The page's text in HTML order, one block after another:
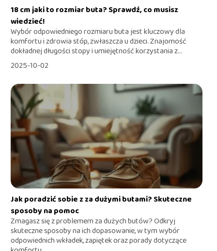
18 cm jaki to rozmiar buta? Sprawdź, co musisz
wiedzieć!
Wybór odpowiedniego rozmiaru buta jest kluczowy dla
komfortu i zdrowia stóp, zwłaszcza u dzieci. Znajomość
dokładnej długości stopy i umiejętność korzystania z...
2025-10-02
Jak poradzić sobie z za dużymi butami? Skuteczne
sposoby na pomoc
Zmagasz się z problemem za dużych butów? Odkryj
skuteczne sposoby na ich dopasowanie, w tym wybór
odpowiednich wkładek, zapiętek oraz porady dotyczące